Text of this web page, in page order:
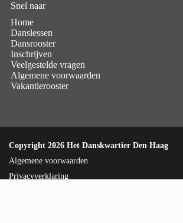
Snel naar
Home
Danslessen
Dansrooster
Inschrijven
Veelgestelde vragen
Algemene voorwaarden
Vakantierooster
Copyright 2026 Het Danskwartier Den Haag
Algemene voorwaarden
Privacyverklaring